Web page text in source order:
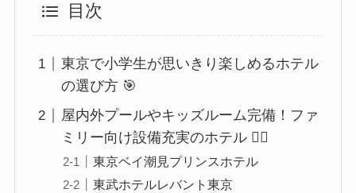
目次
東京で小学生が思いきり楽しめるホテル
の選び方 🎯
屋内外プールやキッズルーム完備！ファ
ミリー向け設備充実のホテル 🏊‍♀️
東京ベイ潮見プリンスホテル
東武ホテルレバント東京